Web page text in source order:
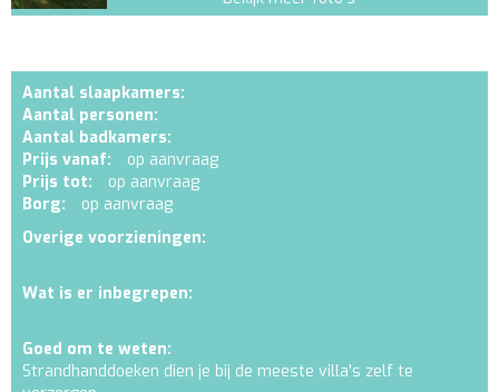
Aantal slaapkamers:
Aantal personen:
Aantal badkamers:
Prijs vanaf:
op aanvraag
Prijs tot:
op aanvraag
Borg:
op aanvraag
Overige voorzieningen:
Wat is er inbegrepen:
Goed om te weten:
Strandhanddoeken dien je bij de meeste villa's zelf te